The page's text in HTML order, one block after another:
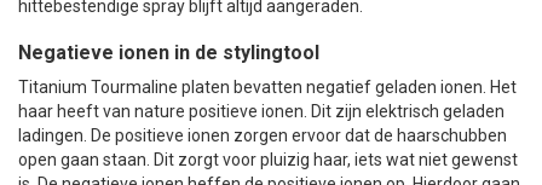
hittebestendige spray blijft altijd aangeraden.
Negatieve ionen in de stylingtool
Titanium Tourmaline platen bevatten negatief geladen ionen. Het
haar heeft van nature positieve ionen. Dit zijn elektrisch geladen
ladingen. De positieve ionen zorgen ervoor dat de haarschubben
open gaan staan. Dit zorgt voor pluizig haar, iets wat niet gewenst